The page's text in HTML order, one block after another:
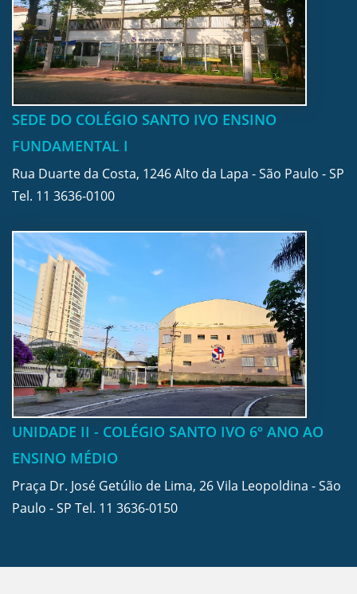
SEDE DO COLÉGIO SANTO IVO ENSINO
FUNDAMENTAL I
Rua Duarte da Costa, 1246 Alto da Lapa - São Paulo - SP
Tel. 11 3636-0100
UNIDADE II - COLÉGIO SANTO IVO 6º ANO AO
ENSINO MÉDIO
Praça Dr. José Getúlio de Lima, 26 Vila Leopoldina - São
Paulo - SP Tel. 11 3636-0150